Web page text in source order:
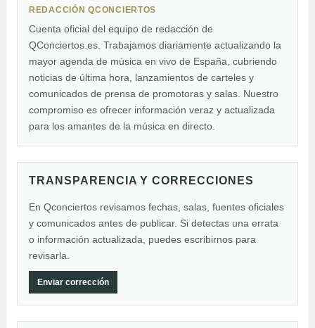
REDACCIÓN QCONCIERTOS
Cuenta oficial del equipo de redacción de
QConciertos.es. Trabajamos diariamente actualizando la
mayor agenda de música en vivo de España, cubriendo
noticias de última hora, lanzamientos de carteles y
comunicados de prensa de promotoras y salas. Nuestro
compromiso es ofrecer información veraz y actualizada
para los amantes de la música en directo.
TRANSPARENCIA Y CORRECCIONES
En Qconciertos revisamos fechas, salas, fuentes oficiales
y comunicados antes de publicar. Si detectas una errata
o información actualizada, puedes escribirnos para
revisarla.
Enviar corrección